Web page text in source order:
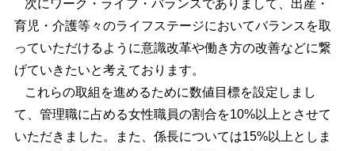
次にワーク・ライフ・バランスでありまして、出産・
育児・介護等々のライフステージにおいてバランスを取
っていただけるように意識改革や働き方の改善などに繋
げていきたいと考えております。
これらの取組を進めるために数値目標を設定しまし
て、管理職に占める女性職員の割合を10%以上とさせて
いただきました。また、係長については15%以上としま